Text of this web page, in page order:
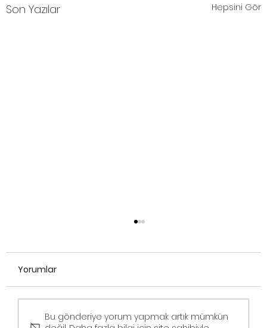
Son Yazılar Hepsini Gör
Yorumlar
Bu gönderiye yorum yapmak artık mümkün